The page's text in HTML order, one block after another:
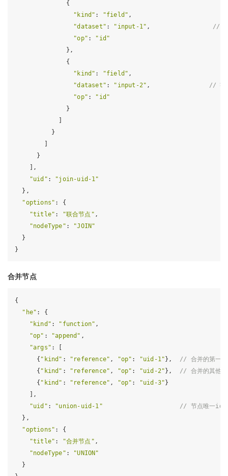
              {
"kind" : "field" ,
"dataset" : "input-1" , // 字
"op" :
"id"
              },
              {
"kind" : "field" ,
"dataset" : "input-2" , // 字
"op" :
"id"
              }
          }
      }
    ],
"uid" :
"join-uid-1"
  },
"options" : {
"title" : "联合节点" ,
"nodeType" :
"JOIN"
  }
合并节点
{
"he" : {
"kind" : "function" ,
"op" : "append" ,
"args" : [
      {
"kind" : "reference" , "op" : "uid-1" }, // 合并的第一个
      {
"kind" : "reference" , "op" : "uid-2" }, // 合并的其他
      {
"kind" : "reference" , "op" : "uid-3" }
    ],
"uid" : "union-uid-1"
// 节点唯一id
  },
"options" : {
"title" : "合并节点" ,
"nodeType" :
"UNION"
  }